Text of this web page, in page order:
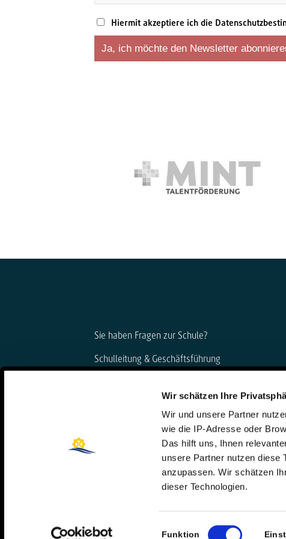
Wir schätzen Ihre
Wir und unsere Partner
wie die IP-Adresse oder
Das hilft uns, Ihnen
unsere Partner nutzen diese
anzupassen. Wir schätzen
dieser Technologien.
Einwilligungsauswahl
Funktion
Hiermit akzeptiere ich die
Sie haben Fragen zur Schule?
Schulleitung & Geschäftsführung
Telefon: 06421 408-20
schule@steinmuehle.de